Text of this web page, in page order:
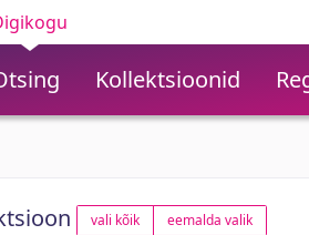
Kollektsioonid
vali kõik eemalda valik